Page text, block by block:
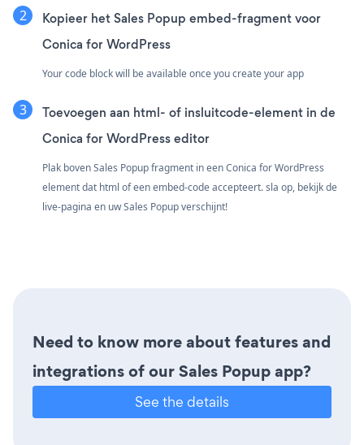
Kopieer het Sales Popup embed-fragment voor
Conica for WordPress
Your code block will be available once you create your app
Toevoegen aan html- of insluitcode-element in de
Conica for WordPress editor
Plak boven Sales Popup fragment in een Conica for WordPress
element dat html of een embed-code accepteert. sla op, bekijk de
live-pagina en uw Sales Popup verschijnt!
Need to know more about features and
integrations of our Sales Popup app?
See the details